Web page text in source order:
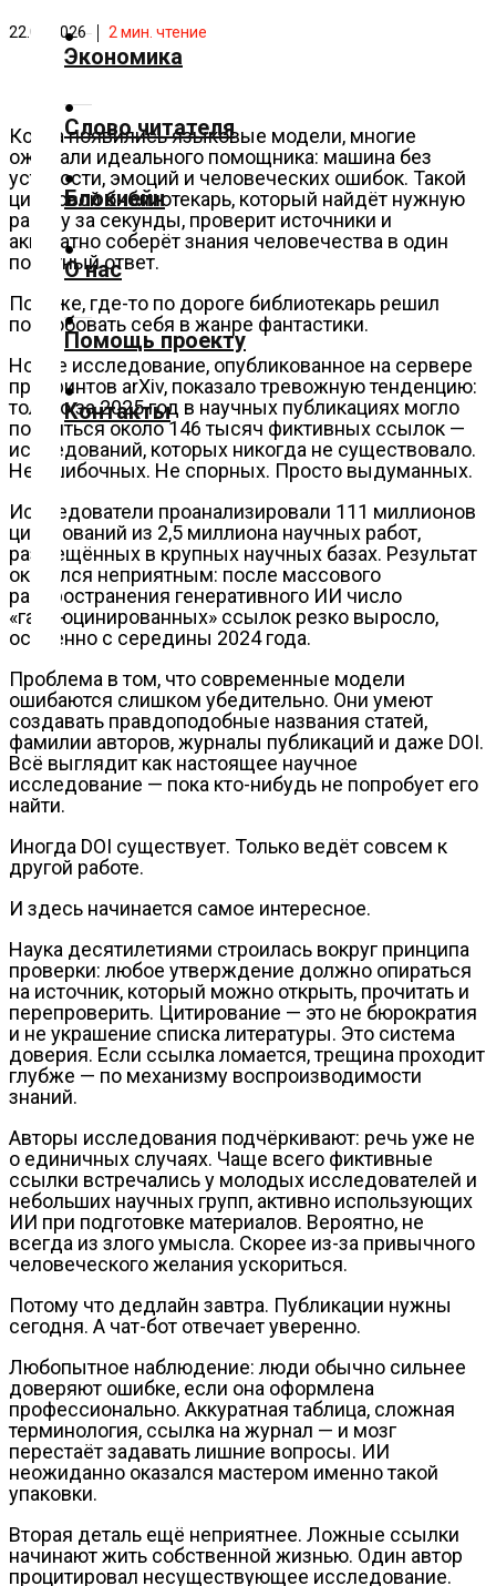
Спорт
Технологии
Экономика
Слово
читателя
Блокчейн
О
нас
Помощь
проекту
Контакты
Экономика
Слово читателя
Блокчейн
О нас
Помощь проекту
Контакты
22.05.2026 2 мин. чтение
Когда появились языковые модели, многие
ожидали идеального помощника: машина без
усталости, эмоций и человеческих ошибок. Такой
цифровой библиотекарь, который найдёт нужную
работу за секунды, проверит источники и
аккуратно соберёт знания человечества в один
понятный ответ.
Похоже, где-то по дороге библиотекарь решил
попробовать себя в жанре фантастики.
Новое исследование, опубликованное на сервере
препринтов arXiv, показало тревожную тенденцию:
только за 2025 год в научных публикациях могло
появиться около 146 тысяч фиктивных ссылок —
исследований, которых никогда не существовало.
Не ошибочных. Не спорных. Просто выдуманных.
Исследователи проанализировали 111 миллионов
цитирований из 2,5 миллиона научных работ,
размещённых в крупных научных базах. Результат
оказался неприятным: после массового
распространения генеративного ИИ число
«галлюцинированных» ссылок резко выросло,
особенно с середины 2024 года.
Проблема в том, что современные модели
ошибаются слишком убедительно. Они умеют
создавать правдоподобные названия статей,
фамилии авторов, журналы публикаций и даже DOI.
Всё выглядит как настоящее научное
исследование — пока кто-нибудь не попробует его
найти.
Иногда DOI существует. Только ведёт совсем к
другой работе.
И здесь начинается самое интересное.
Наука десятилетиями строилась вокруг принципа
проверки: любое утверждение должно опираться
на источник, который можно открыть, прочитать и
перепроверить. Цитирование — это не бюрократия
и не украшение списка литературы. Это система
доверия. Если ссылка ломается, трещина проходит
глубже — по механизму воспроизводимости
знаний.
Авторы исследования подчёркивают: речь уже не
о единичных случаях. Чаще всего фиктивные
ссылки встречались у молодых исследователей и
небольших научных групп, активно использующих
ИИ при подготовке материалов. Вероятно, не
всегда из злого умысла. Скорее из-за привычного
человеческого желания ускориться.
Потому что дедлайн завтра. Публикации нужны
сегодня. А чат-бот отвечает уверенно.
Любопытное наблюдение: люди обычно сильнее
доверяют ошибке, если она оформлена
профессионально. Аккуратная таблица, сложная
терминология, ссылка на журнал — и мозг
перестаёт задавать лишние вопросы. ИИ
неожиданно оказался мастером именно такой
упаковки.
Вторая деталь ещё неприятнее. Ложные ссылки
начинают жить собственной жизнью. Один автор
процитировал несуществующее исследование.